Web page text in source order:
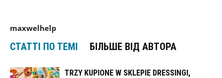
maxwelhelp
СТАТТІ ПО ТЕМІ БІЛЬШЕ ВІД АВТОРА
TRZY KUPIONE W SKLEPIE DRESSINGI,